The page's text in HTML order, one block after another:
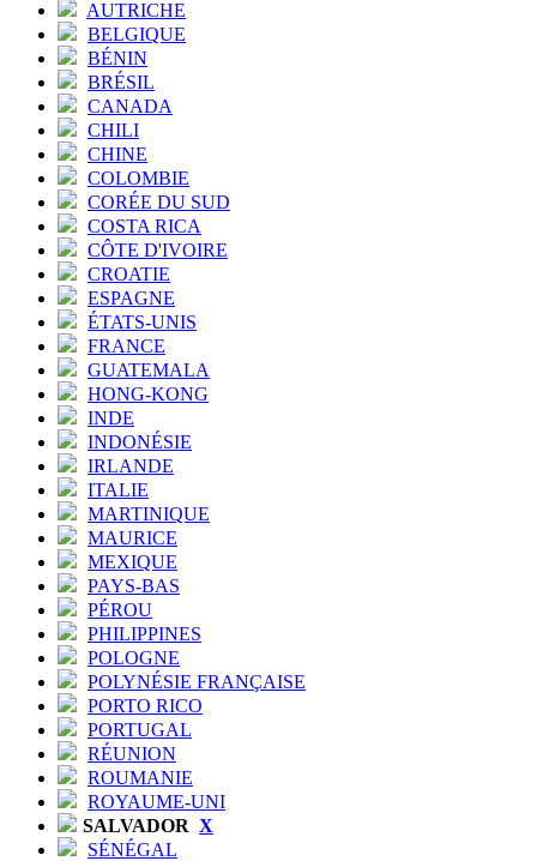
AUTRICHE
BELGIQUE
BÉNIN
BRÉSIL
CANADA
CHILI
CHINE
COLOMBIE
CORÉE DU SUD
COSTA RICA
CÔTE D'IVOIRE
CROATIE
ESPAGNE
ÉTATS-UNIS
FRANCE
GUATEMALA
HONG-KONG
INDE
INDONÉSIE
IRLANDE
ITALIE
MARTINIQUE
MAURICE
MEXIQUE
PAYS-BAS
PÉROU
PHILIPPINES
POLOGNE
POLYNÉSIE FRANÇAISE
PORTO RICO
PORTUGAL
RÉUNION
ROUMANIE
ROYAUME-UNI
SALVADOR X
SÉNÉGAL